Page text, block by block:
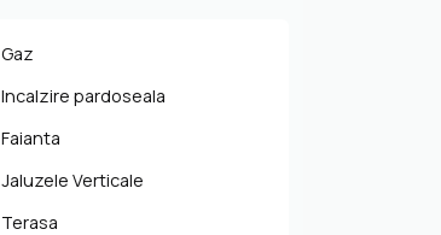
Gaz
Incalzire pardoseala
Faianta
Jaluzele Verticale
Terasa